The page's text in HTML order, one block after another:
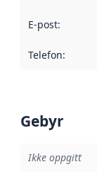
E-post:
Telefon:
Gebyr
Ikke oppgitt